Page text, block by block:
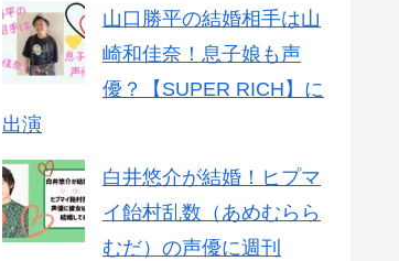
山口勝平の結婚相手は山
崎和佳奈！息子娘も声
優？【SUPER RICH】に
出演
白井悠介が結婚！ヒプマ
イ飴村乱数（あめむらら
むだ）の声優に週刊